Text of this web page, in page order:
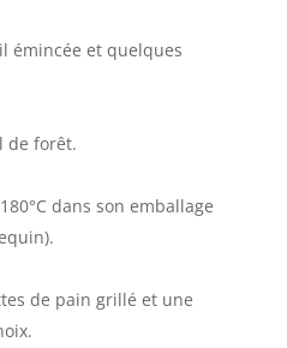
émincée et quelques
de forêt.
dans son emballage
de pain grillé et une